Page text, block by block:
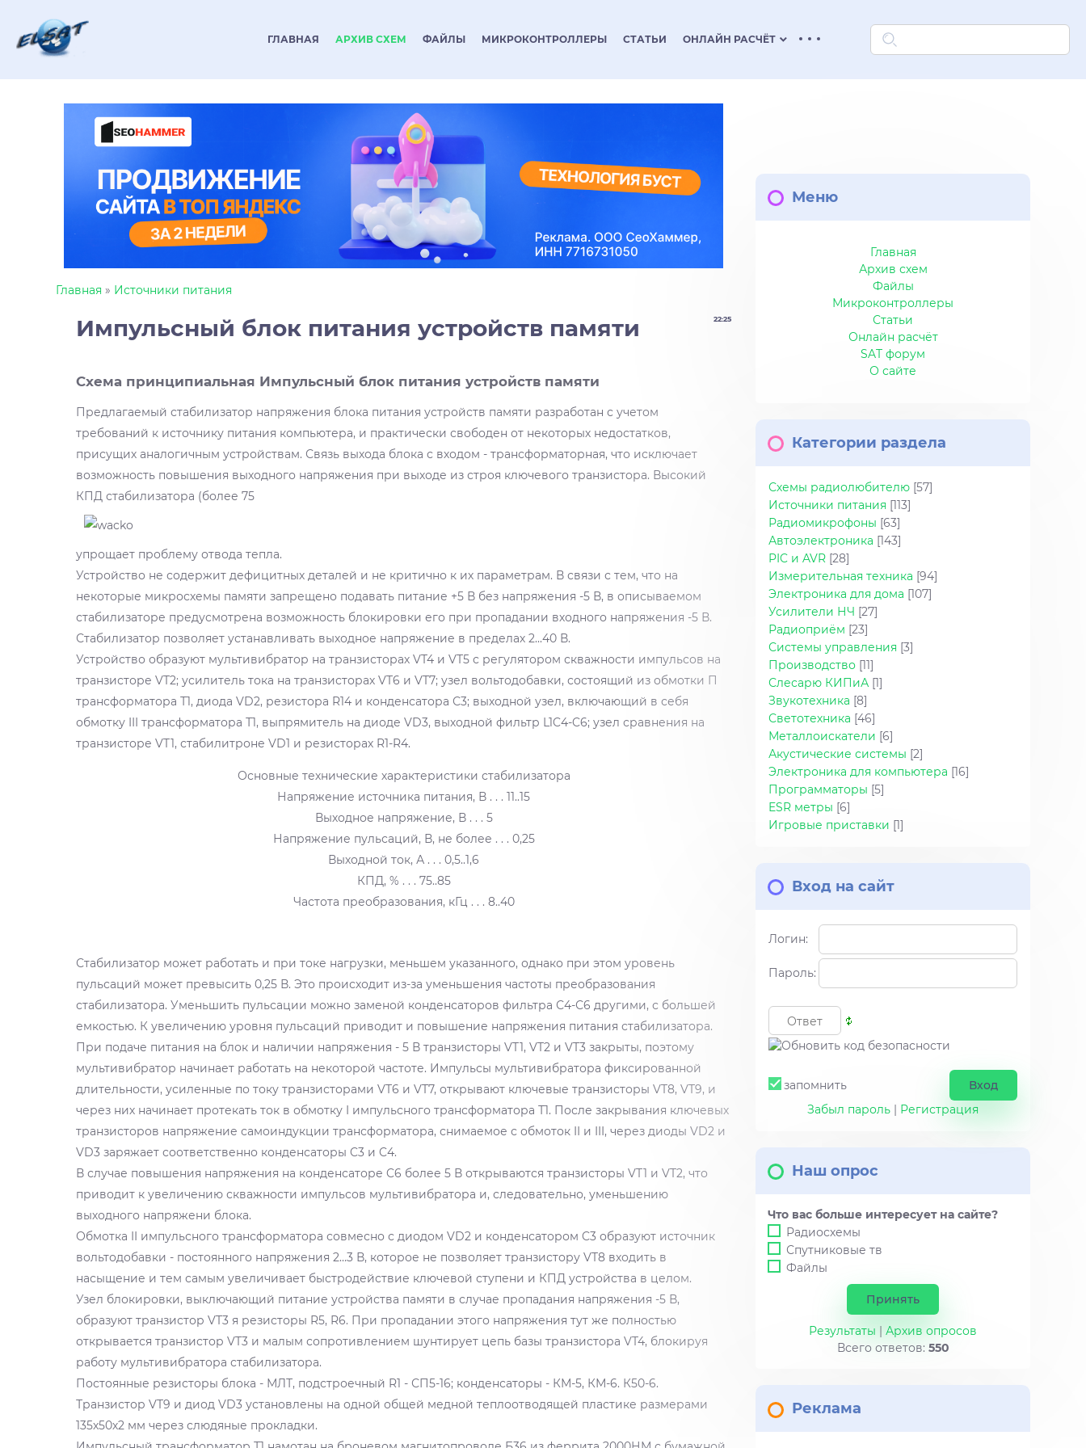
ГЛАВНАЯ АРХИВ СХЕМ ФАЙЛЫ МИКРОКОНТРОЛЛЕРЫ СТАТЬИ ОНЛАЙН РАСЧЁТ keyboard_arrow_down
Главная » Источники питания
22:25
Импульсный блок питания устройств памяти
Схема принципиальная Импульсный блок питания устройств памяти
Предлагаемый стабилизатор напряжения блока питания устройств памяти разработан с учетом
требований к источнику питания компьютера, и практически свободен от некоторых недостатков,
присущих аналогичным устройствам. Связь выхода блока с входом - трансформаторная, что исключает
возможность повышения выходного напряжения при выходе из строя ключевого транзистора. Высокий
КПД стабилизатора (более 75
упрощает проблему отвода тепла.
Устройство не содержит дефицитных деталей и не критично к их параметрам. В связи с тем, что на
некоторые микросхемы памяти запрещено подавать питание +5 В без напряжения -5 В, в описываемом
стабилизаторе предусмотрена возможность блокировки его при пропадании входного напряжения -5 В.
Стабилизатор позволяет устанавливать выходное напряжение в пределах 2...40 В.
Устройство образуют мультивибратор на транзисторах VT4 и VT5 с регулятором скважности импульсов на
транзисторе VT2; усилитель тока на транзисторах VT6 и VT7; узел вольтодобавки, состоящий из обмотки П
трансформатора Т1, диода VD2, резистора R14 и конденсатора С3; выходной узел, включающий в себя
обмотку III трансформатора Т1, выпрямитель на диоде VD3, выходной фильтр L1C4-C6; узел сравнения на
транзисторе VT1, стабилитроне VD1 и резисторах R1-R4.
Основные технические характеристики стабилизатора
Напряжение источника питания, В . . . 11..15
Выходное напряжение, В . . . 5
Напряжение пульсаций, В, не более . . . 0,25
Выходной ток, А . . . 0,5..1,6
КПД, % . . . 75..85
Частота преобразования, кГц . . . 8..40
Стабилизатор может работать и при токе нагрузки, меньшем указанного, однако при этом уровень
пульсаций может превысить 0,25 В. Это происходит из-за уменьшения частоты преобразования
стабилизатора. Уменьшить пульсации можно заменой конденсаторов фильтра С4-С6 другими, с большей
емкостью. К увеличению уровня пульсаций приводит и повышение напряжения питания стабилизатора.
При подаче питания на блок и наличии напряжения - 5 В транзисторы VT1, VT2 и VT3 закрыты, поэтому
мультивибратор начинает работать на некоторой частоте. Импульсы мультивибратора фиксированной
длительности, усиленные по току транзисторами VT6 и VT7, открывают ключевые транзисторы VT8, VT9, и
через них начинает протекать ток в обмотку I импульсного трансформатора Т1. После закрывания ключевых
транзисторов напряжение самоиндукции трансформатора, снимаемое с обмоток II и III, через диоды VD2 и
VD3 заряжает соответственно конденсаторы C3 и C4.
В случае повышения напряжения на конденсаторе C6 более 5 В открываются транзисторы VT1 и VT2, что
приводит к увеличению скважности импульсов мультивибратора и, следовательно, уменьшению
выходного напряжени блока.
Обмотка II импульсного трансформатора совмесно с диодом VD2 и конденсатором C3 образуют источник
вольтодобавки - постоянного напряжения 2…3 В, которое не позволяет транзистору VT8 входить в
насыщение и тем самым увеличивает быстродействие ключевой ступени и КПД устройства в целом.
Узел блокировки, выключающий питание устройства памяти в случае пропадания напряжения -5 В,
образуют транзистор VT3 я резисторы R5, R6. При пропадании этого напряжения тут же полностью
открывается транзистор VT3 и малым сопротивлением шунтирует цепь базы транзистора VT4, блокируя
работу мультивибратора стабилизатора.
Постоянные резисторы блока - МЛТ, подстроечный R1 - СП5-16; конденсаторы - КМ-5, КМ-6. К50-6.
Транзистор VT9 и диод VD3 установлены на одной общей медной теплоотводящей пластике размерами
135х50х2 мм через слюдяные прокладки.
Меню
Главная
Архив схем
Файлы
Микроконтроллеры
Статьи
Онлайн расчёт
SAT форум
О сайте
Категории раздела
Схемы радиолюбителю [57]
Источники питания [113]
Радиомикрофоны [63]
Автоэлектроника [143]
PIC и AVR [28]
Измерительная техника [94]
Электроника для дома [107]
Усилители НЧ [27]
Радиоприём [23]
Системы управления [3]
Производство [11]
Слесарю КИПиА [1]
Звукотехника [8]
Светотехника [46]
Металлоискатели [6]
Акустические системы [2]
Электроника для компьютера [16]
Программаторы [5]
ESR метры [6]
Игровые приставки [1]
Вход на сайт
Логин:
Пароль:
запомнить
Забыл пароль | Регистрация
Наш опрос
Что вас больше интересует на сайте?
Радиосхемы
Спутниковые тв
Файлы
Результаты
Архив опросов
Всего ответов: 550
Реклама